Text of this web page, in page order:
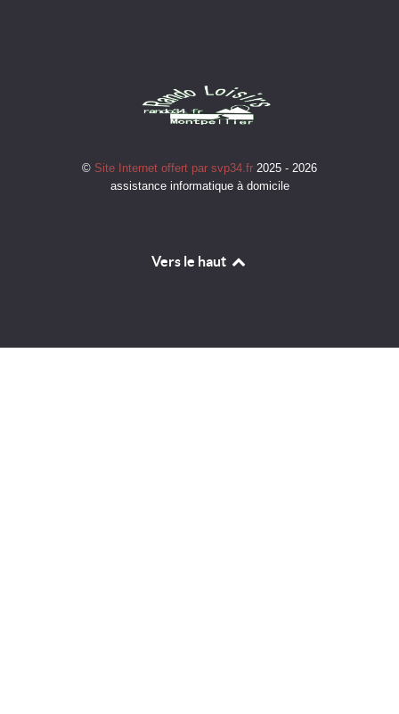
© Site Internet offert par svp34.fr 2025 - 2026
assistance informatique à domicile
Vers le haut